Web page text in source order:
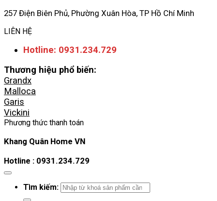
257 Điện Biên Phủ, Phường Xuân Hòa, TP Hồ Chí Minh
LIÊN HỆ
Hotline: 0931.234.729
Thương hiệu phổ biến:
Grandx
Malloca
Garis
Vickini
Phương thức thanh toán
Khang Quân Home VN
Hotline : 0931.234.729
Tìm kiếm: